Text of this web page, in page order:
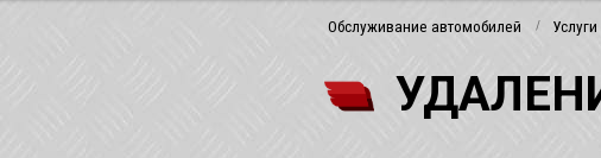
Обслуживание автомобилей